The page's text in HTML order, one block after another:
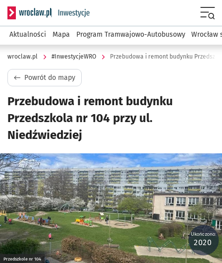
Serwis informacyjny wroclaw.pl podserwis:
Aktualności Mapa Program Tramwajowo-Autobusowy Wrocław
wroclaw.pl #InwestycjeWRO Przebudowa i remont budynku
Powrót do mapy
Przebudowa i remont budynku
Przedszkola nr 104 przy ul.
Niedźwiedziej
Kliknij, aby powiększyć
Przedszkole nr 104
Ukończono:
2020